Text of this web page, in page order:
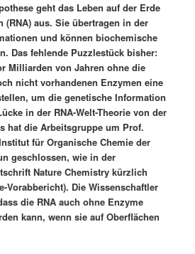
geht das Leben auf der Erde
aus. Sie übertragen in der
und können biochemische
Das fehlende Puzzlestück bisher:
Milliarden von Jahren ohne die
nicht vorhandenen Enzymen eine
um die genetische Information
in der RNA-Welt-Theorie von der
hat die Arbeitsgruppe um Prof.
für Organische Chemie der
geschlossen, wie in der
Nature Chemistry kürzlich
Vorabbericht). Die Wissenschaftler
die RNA auch ohne Enzyme
kann, wenn sie auf Oberflächen